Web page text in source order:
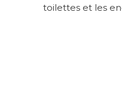
toilettes et les